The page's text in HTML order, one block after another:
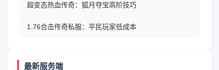
超变态热血传奇：狐月夺宝高阶技巧
1.76合击传奇私服：平民玩家低成本
最新服务端